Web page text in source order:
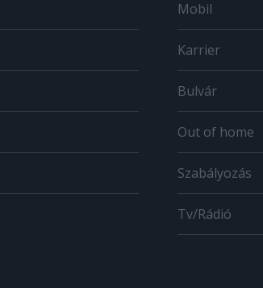
Mobil
Karrier
Bulvár
Out of home
Szabályozás
Tv/Rádió